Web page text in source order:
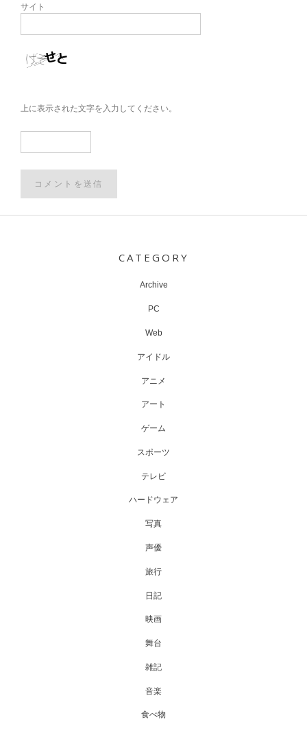
サイト
上に表示された文字を入力してください。
CATEGORY
Archive
PC
Web
アイドル
アニメ
アート
ゲーム
スポーツ
テレビ
ハードウェア
写真
声優
旅行
日記
映画
舞台
雑記
音楽
食べ物